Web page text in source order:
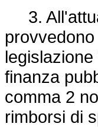
3.
finanza
comma 2
rimborsi di